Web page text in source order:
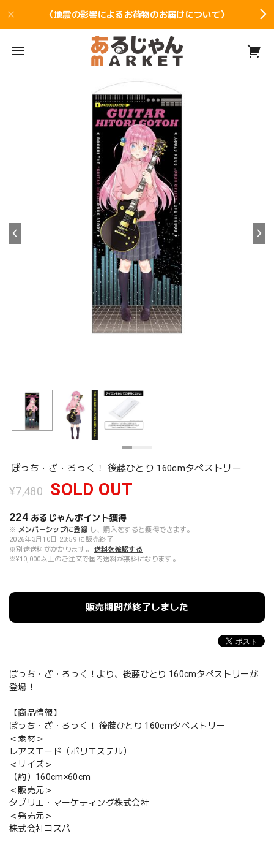
〈地震の影響によるお荷物のお届けについて〉
ぼっち・ざ・ろっく！ 後藤ひとり 160cmタペストリー
¥7,480 SOLD OUT
224 あるじゃんポイント獲得
※ メンバーシップに登録 し、購入をすると獲得できます。
2026年3月10日 23:59 に販売終了
※別途送料がかかります。
送料を確認する
※¥10,000以上のご注文で国内送料が無料になります。
販売期間が終了しました
ぼっち・ざ・ろっく！より、後藤ひとり 160cmタペストリーが
登場！
【商品情報】
ぼっち・ざ・ろっく！ 後藤ひとり 160cmタペストリー
＜素材＞
レアスエード（ポリエステル）
＜サイズ＞
（約）160cm×60cm
＜販売元＞
タブリエ・マーケティング株式会社
＜発売元＞
株式会社コスパ